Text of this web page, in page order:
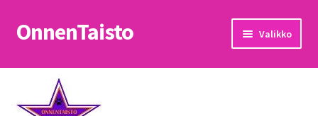
Siirry
navigointiin
Siirry
sisältöön
OnnenTaisto Valikko
Etusivu
Kassa